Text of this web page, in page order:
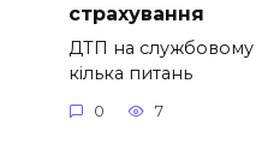
страхування
ДТП на службовому
кілька питань
0 7